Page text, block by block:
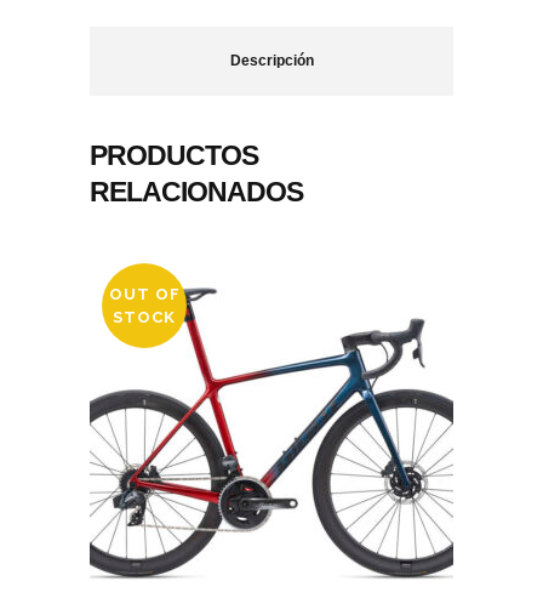
Descripción
PRODUCTOS
RELACIONADOS
OUT OF
STOCK